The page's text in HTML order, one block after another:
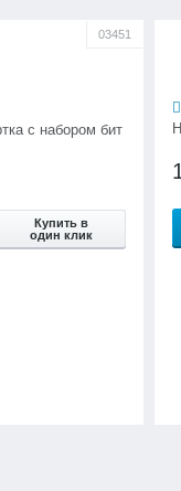
03451
с набором бит
Купить в
один клик